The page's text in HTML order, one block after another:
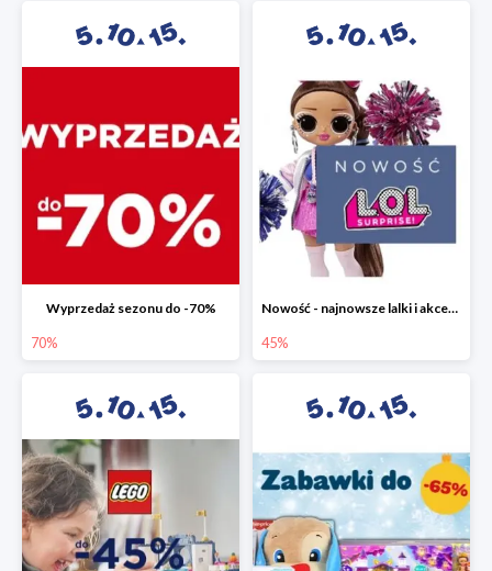
Wyprzedaż sezonu do -70%
70%
Nowość - najnowsze lalki i akcesoria L.O.L. w 5.10.15 do -45%
45%